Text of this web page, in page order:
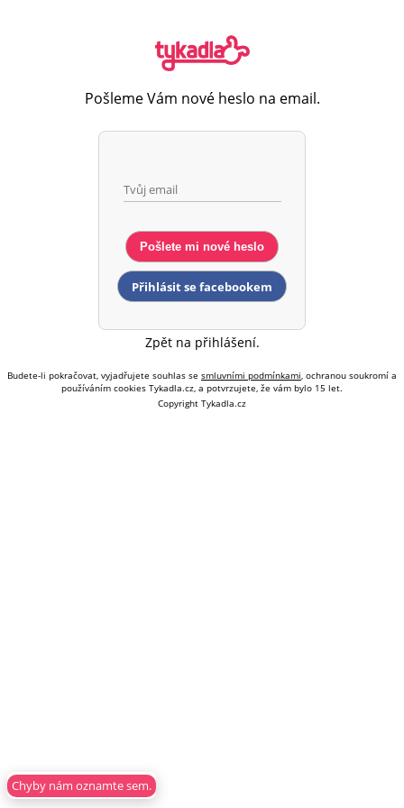
Chyby nám oznamte sem.
Pošleme Vám nové heslo na email.
Pošlete mi nové heslo
Přihlásit se facebookem
Zpět na přihlášení.
Budete-li pokračovat, vyjadřujete souhlas se smluvními podmínkami , ochranou soukromí a
používáním cookies Tykadla.cz, a potvrzujete, že vám bylo 15 let.
Copyright Tykadla.cz